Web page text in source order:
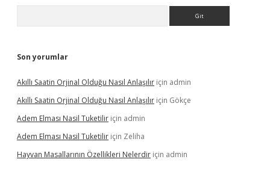
Son yorumlar
Akıllı Saatin Orjinal Olduğu Nasıl Anlaşılır için admin
Akıllı Saatin Orjinal Olduğu Nasıl Anlaşılır için Gökçe
Adem Elması Nasil Tuketilir için admin
Adem Elması Nasil Tuketilir için Zeliha
Hayvan Masallarının Özellikleri Nelerdir için admin